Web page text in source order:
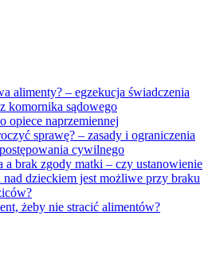
alimenty? – egzekucja świadczenia
komornika sądowego
opiece naprzemiennej
sprawę? – zasady i ograniczenia
cywilnego
a brak zgody matki – czy ustanowienie
dzieckiem jest możliwe przy braku
żeby nie stracić alimentów?